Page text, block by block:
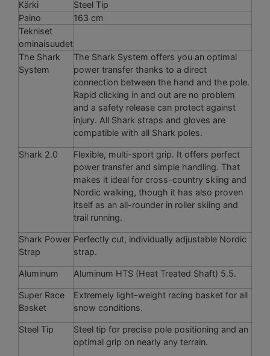
Kärki
Steel Tip
Paino
163 cm
Tekniset
ominaisuudet
The Shark
System
The Shark System offers you an optimal
power transfer thanks to a direct
connection between the hand and the pole.
Rapid clicking in and out are no problem
and a safety release can protect against
injury. All Shark straps and gloves are
compatible with all Shark poles.
Shark 2.0
Flexible, multi-sport grip. It offers perfect
power transfer and simple handling. That
makes it ideal for cross-country skiing and
Nordic walking, though it has also proven
itself as an all-rounder in roller skiing and
trail running.
Shark Power
Strap
Perfectly cut, individually adjustable Nordic
strap.
Aluminum Aluminum HTS (Heat Treated Shaft) 5.5.
Super Race
Basket
Extremely light-weight racing basket for all
snow conditions.
Steel Tip
Steel tip for precise pole positioning and an
optimal grip on nearly any terrain.